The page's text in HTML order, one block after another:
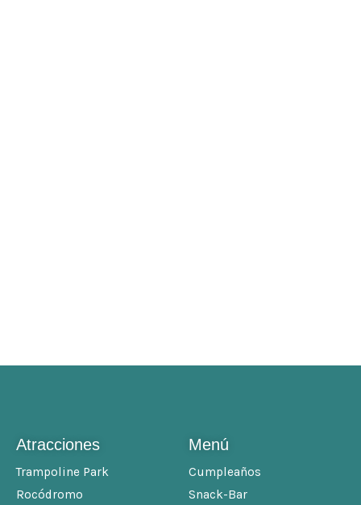
Atracciones
Trampoline Park
Rocódromo
Menú
Cumpleaños
Snack-Bar